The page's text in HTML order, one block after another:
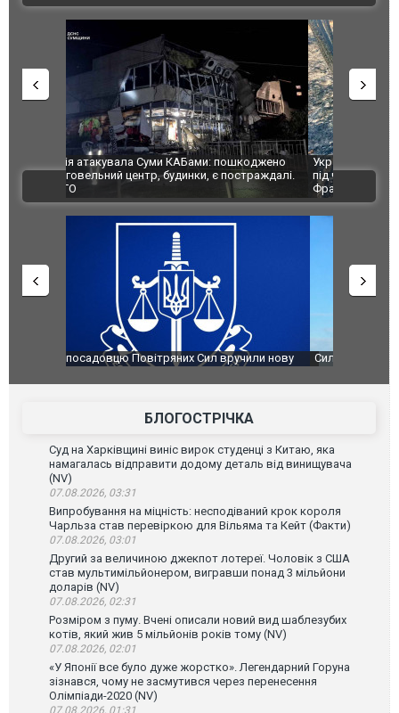
Українські надзвичайники врятували козуленя
під час ліквідації масштабної лісової пожежі у
Франції
СБУ за
Болгарії
ВІДЕО
Сили оборони уразили Ярославський НПЗ:
атаку. ВІДЕО
Неймар
БЛОГОСТРІЧКА
Суд на Харківщині виніс вирок студенці з Китаю, яка
намагалась відправити додому деталь від винищувача
(NV)
07.08.2026, 03:31
Випробування на міцність: несподіваний крок короля
Чарльза став перевіркою для Вільяма та Кейт (Факти)
07.08.2026, 03:01
Другий за величиною джекпот лотереї. Чоловік з США
став мультимільйонером, вигравши понад 3 мільйони
доларів (NV)
07.08.2026, 02:31
Розміром з пуму. Вчені описали новий вид шаблезубих
котів, який жив 5 мільйонів років тому (NV)
07.08.2026, 02:01
«У Японії все було дуже жорстко». Легендарний Горуна
зізнався, чому не засмутився через перенесення
Олімпіади-2020 (NV)
07.08.2026, 01:31